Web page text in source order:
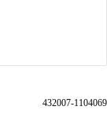
432007-1104069